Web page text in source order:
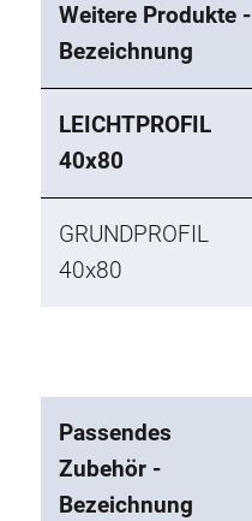
Weitere Produkte -
Bezeichnung
LEICHTPROFIL
40x80
GRUNDPROFIL
40x80
Passendes
Zubehör -
Bezeichnung